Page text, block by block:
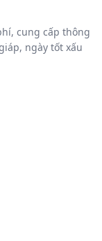
cung cấp thông
ngày tốt xấu